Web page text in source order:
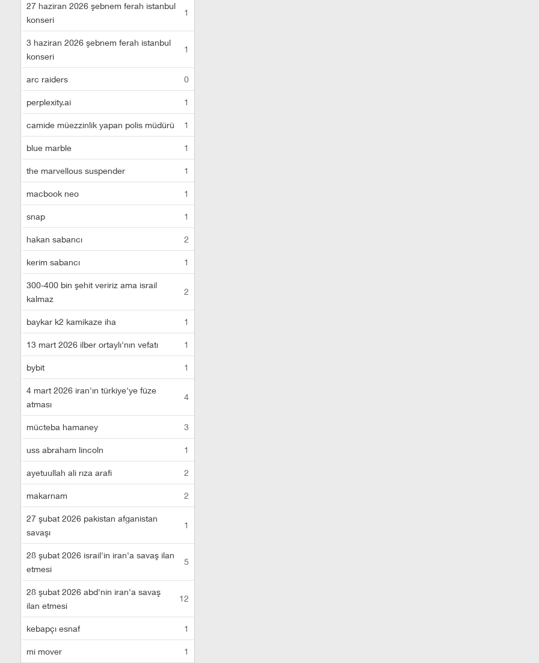
27 haziran 2026 şebnem ferah istanbul
konseri
1
3 haziran 2026 şebnem ferah istanbul
konseri
1
arc raiders 0
perplexity.ai 1
camide müezzinlik yapan polis müdürü 1
blue marble 1
the marvellous suspender 1
macbook neo 1
snap 1
hakan sabancı 2
kerim sabancı 1
300-400 bin şehit veririz ama israil
kalmaz
2
baykar k2 kamikaze iha 1
13 mart 2026 ilber ortaylı'nın vefatı 1
bybit 1
4 mart 2026 iran'ın türkiye'ye füze
atması
4
mücteba hamaney 3
uss abraham lincoln 1
ayetuullah ali rıza arafi 2
makarnam 2
27 şubat 2026 pakistan afganistan
savaşı
1
28 şubat 2026 israil'in iran'a savaş ilan
etmesi
5
28 şubat 2026 abd'nin iran'a savaş
ilan etmesi
12
kebapçı esnaf 1
mi mover 1